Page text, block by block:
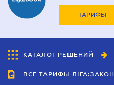
ТАРИФЫ
КАТАЛОГ РЕШЕНИЙ
ВСЕ ТАРИФЫ ЛІГА:ЗАКОН